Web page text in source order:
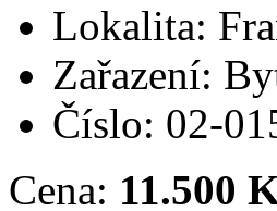
Lokalita:
Zařazení:
Číslo: 02-
Cena: 11.500